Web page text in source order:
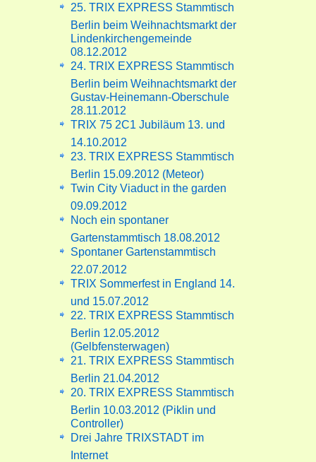
25. TRIX EXPRESS Stammtisch
Berlin beim Weihnachtsmarkt der
Lindenkirchengemeinde
08.12.2012
24. TRIX EXPRESS Stammtisch
Berlin beim Weihnachtsmarkt der
Gustav-Heinemann-Oberschule
28.11.2012
TRIX 75 2C1 Jubiläum 13. und
14.10.2012
23. TRIX EXPRESS Stammtisch
Berlin 15.09.2012 (Meteor)
Twin City Viaduct in the garden
09.09.2012
Noch ein spontaner
Gartenstammtisch 18.08.2012
Spontaner Gartenstammtisch
22.07.2012
TRIX Sommerfest in England 14.
und 15.07.2012
22. TRIX EXPRESS Stammtisch
Berlin 12.05.2012
(Gelbfensterwagen)
21. TRIX EXPRESS Stammtisch
Berlin 21.04.2012
20. TRIX EXPRESS Stammtisch
Berlin 10.03.2012 (Piklin und
Controller)
Drei Jahre TRIXSTADT im
Internet